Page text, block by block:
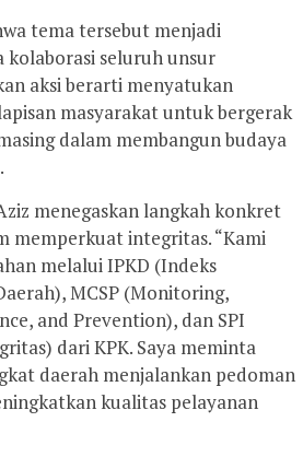
tema tersebut menjadi
seluruh unsur
aksi berarti menyatukan
masyarakat untuk bergerak
dalam membangun budaya
menegaskan langkah konkret
memperkuat integritas. “Kami
melalui IPKD (Indeks
MCSP (Monitoring,
and Prevention), dan SPI
dari KPK. Saya meminta
daerah menjalankan pedoman
kualitas pelayanan